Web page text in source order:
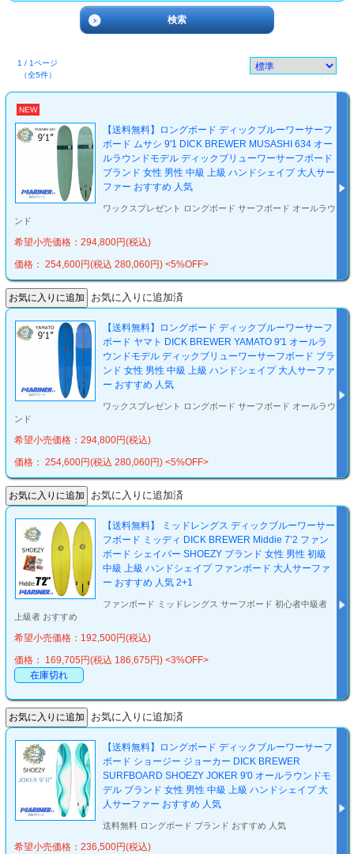
1 / 1ページ
（全5件）
NEW
【送料無料】ロングボード ディックブルーワーサーフ
ボード ムサシ 9'1 DICK BREWER MUSASHI 634 オー
ルラウンドモデル ディックブリューワーサーフボード
ブランド 女性 男性 中級 上級 ハンドシェイプ 大人サー
ファー おすすめ 人気
ワックスプレゼント ロングボード サーフボード オールラウ
ンド
希望小売価格：294,800円(税込)
価格： 254,600円(税込 280,060円) <5%OFF>
お気に入りに追加済
【送料無料】ロングボード ディックブルーワーサーフ
ボード ヤマト DICK BREWER YAMATO 9'1 オールラ
ウンドモデル ディックブリューワーサーフボード ブラ
ンド 女性 男性 中級 上級 ハンドシェイプ 大人サーファ
ー おすすめ 人気
ワックスプレゼント ロングボード サーフボード オールラウ
ンド
希望小売価格：294,800円(税込)
価格： 254,600円(税込 280,060円) <5%OFF>
お気に入りに追加済
【送料無料】 ミッドレングス ディックブルーワーサー
フボード ミッディ DICK BREWER Middie 7’2 ファン
ボード シェイパー SHOEZY ブランド 女性 男性 初級
中級 上級 ハンドシェイプ ファンボード 大人サーファ
ー おすすめ 人気 2+1
ファンボード ミッドレングス サーフボード 初心者中級者
上級者 おすすめ
希望小売価格：192,500円(税込)
価格： 169,705円(税込 186,675円) <3%OFF>
在庫切れ
お気に入りに追加済
【送料無料】ロングボード ディックブルーワーサーフ
ボード ショージー ジョーカー DICK BREWER
SURFBOARD SHOEZY JOKER 9'0 オールラウンドモ
デル ブランド 女性 男性 中級 上級 ハンドシェイプ 大
人サーファー おすすめ 人気
送料無料 ロングボード ブランド おすすめ 人気
希望小売価格：236,500円(税込)